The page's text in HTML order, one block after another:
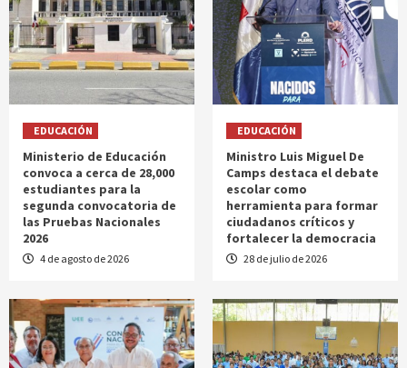
EDUCACIÓN
Ministerio de Educación
convoca a cerca de 28,000
estudiantes para la
segunda convocatoria de
las Pruebas Nacionales
2026
4 de agosto de 2026
EDUCACIÓN
Ministro Luis Miguel De
Camps destaca el debate
escolar como
herramienta para formar
ciudadanos críticos y
fortalecer la democracia
28 de julio de 2026